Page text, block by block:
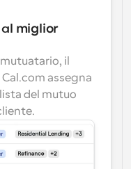
al miglior
il
assegna
del mutuo